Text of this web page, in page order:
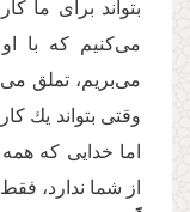
بتواند براى ما
مى‌‌كنیم که با
مى‌‌بریم، تملق
وقتى بتواند یك
اما خدایى كه
از شما ندارد،